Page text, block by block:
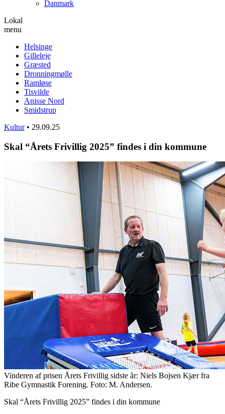
Danmark
Lokal
menu
Helsinge
Gilleleje
Græsted
Dronningmølle
Ramløse
Tisvilde
Anisse Nord
Smidstrup
Kultur • 29.09.25
Skal “Årets Frivillig 2025” findes i din kommune
Vinderen af prisen Årets Frivillig sidste år: Niels Bojsen Kjær fra
Ribe Gymnastik Forening. Foto: M. Andersen.
Skal “Årets Frivillig 2025” findes i din kommune